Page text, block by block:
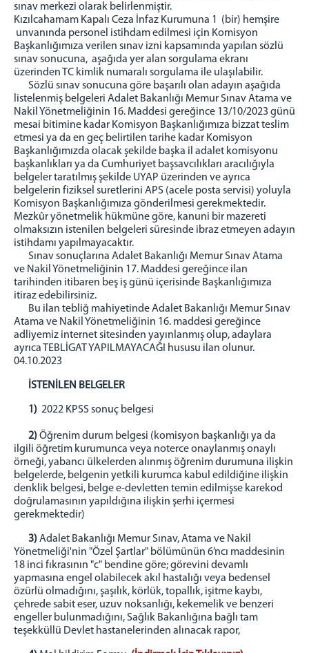
Ayaş İlçesi
İLETİŞİM
Kurumsal Kimlik
İletişim ve Ulaşım
sınav merkezi olarak belirlenmiştir.
Kızılcahamam Kapalı Ceza İnfaz Kurumuna 1 (bir) hemşire
unvanında personel istihdam edilmesi için Komisyon
Başkanlığımıza verilen sınav izni kapsamında yapılan sözlü
sınav sonucuna, aşağıda yer alan sorgulama ekranı
üzerinden TC kimlik numaralı sorgulama ile ulaşılabilir.
Sözlü sınav sonucuna göre başarılı olan adayın aşağıda
listelenmiş belgeleri Adalet Bakanlığı Memur Sınav Atama ve
Nakil Yönetmeliğinin 16. Maddesi gereğince 13/10/2023 günü
mesai bitimine kadar Komisyon Başkanlığımıza bizzat teslim
etmesi ya da en geç belirtilen tarihe kadar Komisyon
Başkanlığımızda olacak şekilde başka il adalet komisyonu
başkanlıkları ya da Cumhuriyet başsavcılıkları aracılığıyla
belgeler taratılmış şekilde UYAP üzerinden ve ayrıca
belgelerin fiziksel suretlerini APS (acele posta servisi) yoluyla
Komisyon Başkanlığımıza gönderilmesi gerekmektedir.
Mezkûr yönetmelik hükmüne göre, kanuni bir mazereti
olmaksızın istenilen belgeleri süresinde ibraz etmeyen adayın
istihdamı yapılmayacaktır.
Sınav sonuçlarına Adalet Bakanlığı Memur Sınav Atama
ve Nakil Yönetmeliğinin 17. Maddesi gereğince ilan
tarihinden itibaren beş iş günü içerisinde Başkanlığımıza
itiraz edebilirsiniz.
Bu ilan tebliğ mahiyetinde Adalet Bakanlığı Memur Sınav
Atama ve Nakil Yönetmeliğinin 16. maddesi gereğince
adliyemiz internet sitesinden yayınlanmış olup, adaylara
ayrıca TEBLİGAT YAPILMAYACAĞI hususu ilan olunur.
04.10.2023
İSTENİLEN BELGELER
1) 2022 KPSS sonuç belgesi
2)Öğrenim durum belgesi (komisyon başkanlığı ya da
ilgili öğretim kurumunca veya noterce onaylanmış onaylı
örneği, yabancı ülkelerden alınmış öğrenim durumuna ilişkin
belgelerde, belgenin yetkili kurumca kabul edildiğine ilişkin
denklik belgesi, belge e-devletten temin edilmişse karekod
doğrulamasının yapıldığına ilişkin şerhi içermesi
gerekmektedir)
3)Adalet Bakanlığı Memur Sınav, Atama ve Nakil
Yönetmeliği'nin "Özel Şartlar" bölümünün 6’ncı maddesinin
18 inci fıkrasının "c" bendine göre; görevini devamlı
yapmasına engel olabilecek akıl hastalığı veya bedensel
özürlü olmadığını, şaşılık, körlük, topallık, işitme kaybı,
çehrede sabit eser, uzuv noksanlığı, kekemelik ve benzeri
engeller bulunmadığını, Sağlık Bakanlığına bağlı tam
teşekküllü Devlet hastanelerinden alınacak rapor,